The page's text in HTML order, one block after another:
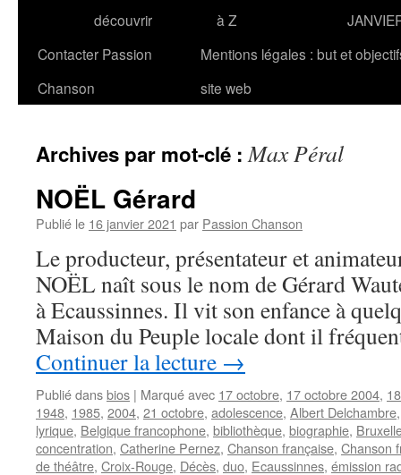
découvrir
à Z
Contacter Passion
Chanson
Mentions légales : but et
site web
Archives par mot-clé :Max Péral
NOËL Gérard
Publié le 16 janvier 2021 par Passion Chanson
Le producteur, présentateur et
NOËL naît sous le nom de Gérard
à Ecaussinnes. Il vit son enfance à
Maison du Peuple locale dont il
Continuer la lecture →
Publié dansbios | Marqué avec 17 octobre, 17 octobre 2004,
1948, 1985, 2004, 21 octobre, adolescence, Albert Delchambre
lyrique, Belgique francophone, bibliothèque, biographie,
concentration, Catherine Pernez, Chanson française, Chanson
de théâtre, Croix-Rouge, Décès, duo, Ecaussinnes, émission